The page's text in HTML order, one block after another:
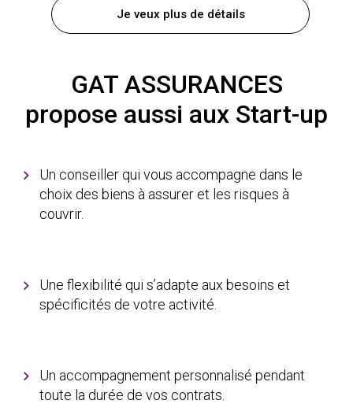
Je veux plus de détails
GAT ASSURANCES
propose aussi aux Start-up
Un conseiller qui vous accompagne dans le
choix des biens à assurer et les risques à
couvrir.
Une flexibilité qui s’adapte aux besoins et
spécificités de votre activité.
Un accompagnement personnalisé pendant
toute la durée de vos contrats.